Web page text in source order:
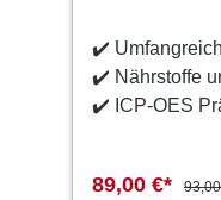
✔️
✔️ Nährstoffe
✔️ ICP-OES
89,00 €*